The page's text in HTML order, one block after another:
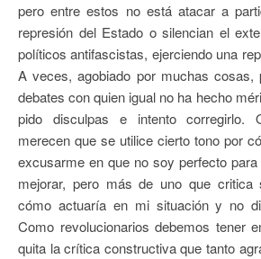
pero entre estos no está atacar a
represión del Estado o silencian el
políticos antifascistas, ejerciendo una
A veces, agobiado por muchas cosas,
debates con quien igual no ha hecho
pido disculpas e intento corregirlo.
merecen que se utilice cierto tono por
excusarme en que no soy perfecto
mejorar, pero más de uno que critica
cómo actuaría en mi situación y no
Como revolucionarios debemos tener
quita la crítica constructiva que tanto